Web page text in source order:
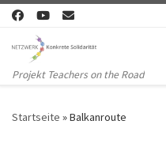
Zum Inhalt springen
Projekt Teachers on the Road
Startseite »Balkanroute